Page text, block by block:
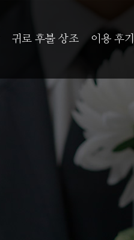
귀로 후불 상조 이용 후기